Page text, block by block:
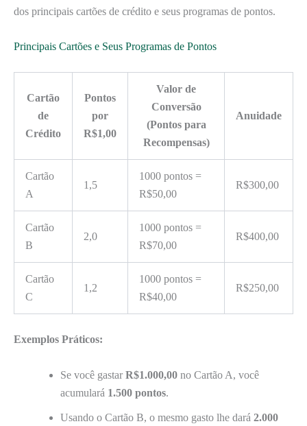
dos principais cartões de crédito e seus programas de pontos.
Principais Cartões e Seus Programas de Pontos
Cartão
de
Crédito
Pontos
por
R$1,00
Valor de
Conversão
(Pontos para
Recompensas)
Anuidade
Cartão
A
1,5
1000 pontos =
R$50,00
R$300,00
Cartão
B
2,0
1000 pontos =
R$70,00
R$400,00
Cartão
C
1,2
1000 pontos =
R$40,00
R$250,00
Exemplos Práticos:
Se você gastar R$1.000,00 no Cartão A, você
acumulará 1.500 pontos.
Usando o Cartão B, o mesmo gasto lhe dará 2.000